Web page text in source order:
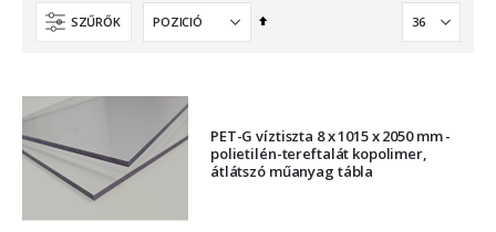
SZŰRŐK
Csökkenő
PET-G víztiszta 8 x 1015 x 2050 mm -
polietilén-tereftalát kopolimer,
átlátszó műanyag tábla